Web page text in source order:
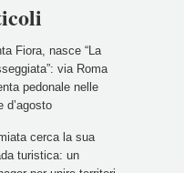
Fiora, nasce “La
via Roma
pedonale nelle
d’agosto
cerca la sua
turistica: un